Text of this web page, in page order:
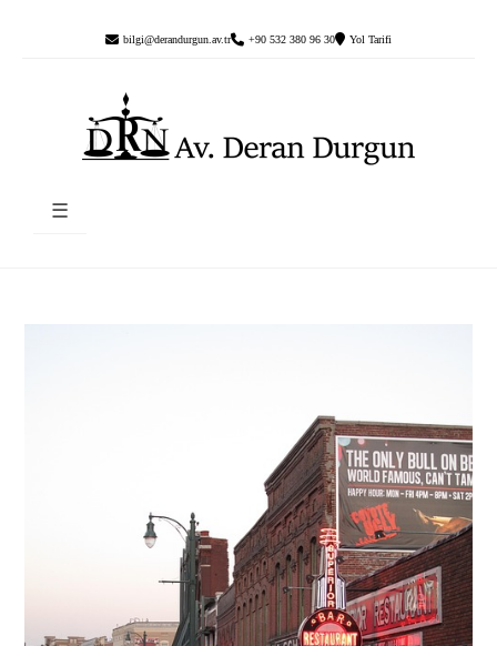
bilgi@derandurgun.av.tr +90 532 380 96 30 Yol Tarifi
☰